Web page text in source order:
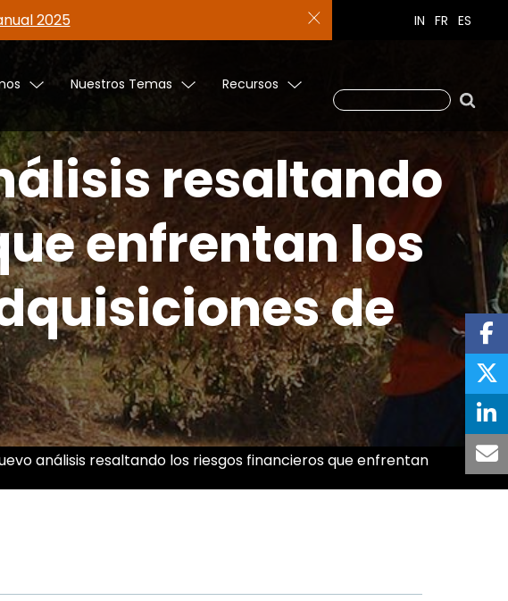
2025 IN FR ES
Nuestros Temas Recursos
resaltando
enfrentan los
de
análisis resaltando los riesgos financieros que enfrentan